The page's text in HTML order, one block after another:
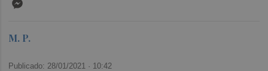
M. P.
Publicado: 28/01/2021 · 10:42